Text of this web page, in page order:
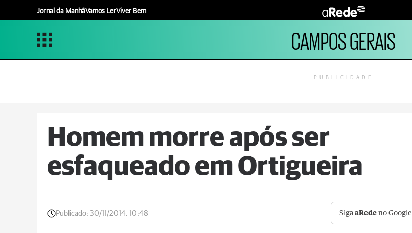
Jornal da ManhãVamos LerViver Bem
CAMPOS GERAIS
PUBLICIDADE
Homem morre após ser
esfaqueado em Ortigueira
Publicado: 30/11/2014, 10:48 SigaaRede no Google